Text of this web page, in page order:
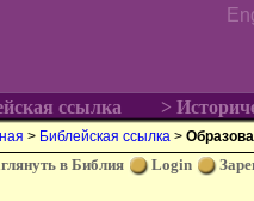
ссылка >
> Библейская ссылка >
в Библия Login